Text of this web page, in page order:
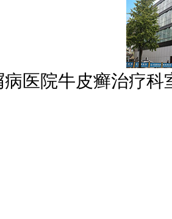
病医院牛皮癣治疗